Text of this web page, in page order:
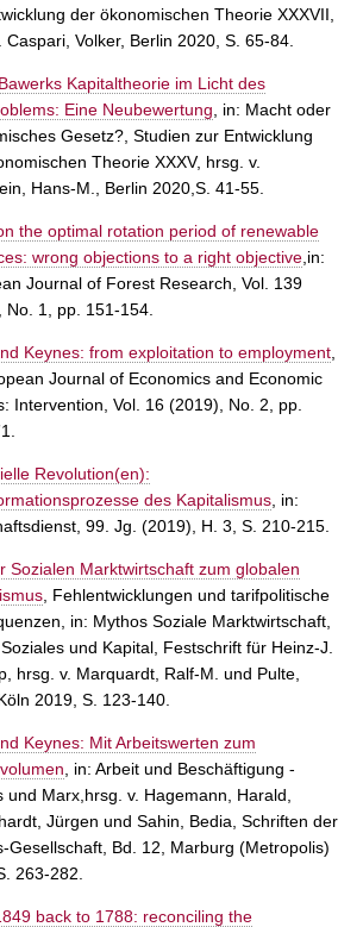
der ökonomischen Theorie XXXVII,
Caspari, Volker, Berlin 2020, S. 65-84.
Kapitaltheorie im Licht des
Eine Neubewertung , in: Macht oder
Gesetz?, Studien zur Entwicklung
Theorie XXXV, hrsg. v.
Hans-M., Berlin 2020,S. 41-55.
the optimal rotation period of renewable
wrong objections to a right objective ,in:
Journal of Forest Research, Vol. 139
No. 1, pp. 151-154.
Keynes: from exploitation to employment
Journal of Economics and Economic
Intervention, Vol. 16 (2019), No. 2, pp.
Revolution(en):
des Kapitalismus , in:
99. Jg. (2019), H. 3, S. 210-215.
Sozialen Marktwirtschaft zum globalen
, Fehlentwicklungen und tarifpolitische
in: Mythos Soziale Marktwirtschaft,
und Kapital, Festschrift für Heinz-J.
hrsg. v. Marquardt, Ralf-M. und Pulte,
2019, S. 123-140.
Keynes: Mit Arbeitswerten zum
, in: Arbeit und Beschäftigung -
und Marx,hrsg. v. Hagemann, Harald,
Jürgen und Sahin, Bedia, Schriften der
Gesellschaft, Bd. 12, Marburg (Metropolis)
263-282.
back to 1788: reconciling the